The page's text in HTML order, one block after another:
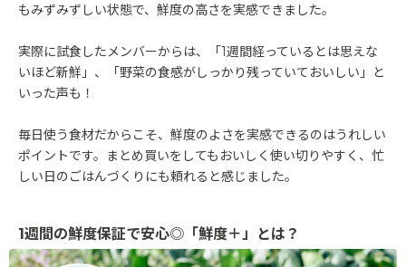
もみずみずしい状態で、鮮度の高さを実感できました。
実際に試食したメンバーからは、「1週間経っているとは思えな
いほど新鮮」、「野菜の食感がしっかり残っていておいしい」と
いった声も！
毎日使う食材だからこそ、鮮度のよさを実感できるのはうれしい
ポイントです。まとめ買いをしてもおいしく使い切りやすく、忙
しい日のごはんづくりにも頼れると感じました。
1週間の鮮度保証で安心◎「鮮度＋」とは？